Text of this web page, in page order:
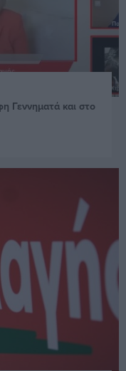
Γεννηματά και στο